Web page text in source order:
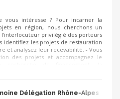
vous intéresse ? Pour incarner la
en région, nous cherchons un
privilégié des porteurs
identifiez les projets de restauration
et analysez leur recevabilité. - Vous
des projets et accompagnez le
sa collecte, jusqu'à la clôture du
des adhésions et des
partenariats, etc.) pour pérenniser
Délégation Rhône-Alpes